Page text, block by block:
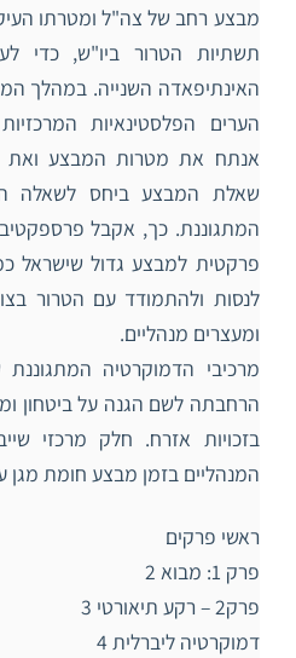
מבצע רחב של צה"ל ומטרתו
תשתיות הטרור ביו"ש, כדי
האינתיפאדה השנייה. במהלך
הערים הפלסטינאיות
אנתח את מטרות המבצע ואת
שאלת המבצע ביחס לשאלה
המתגוננת. כך, אקבל
פרקטית למבצע גדול שישראל
לנסות ולהתמודד עם הטרור
ומעצרים מנהליים.
מרכיבי הדמוקרטיה
הרחבתה לשם הגנה על ביטחון
בזכויות אזרח. חלק מרכזי
המנהליים בזמן מבצע חומת מגן
ראשי פרקים
פרק 1: מבוא 2
פרק2 – רקע תיאורטי 3
דמוקרטיה ליברלית 4